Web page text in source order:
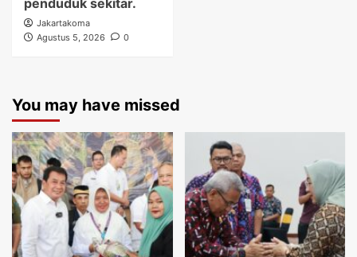
penduduk sekitar.
Jakartakoma
Agustus 5, 2026
0
You may have missed